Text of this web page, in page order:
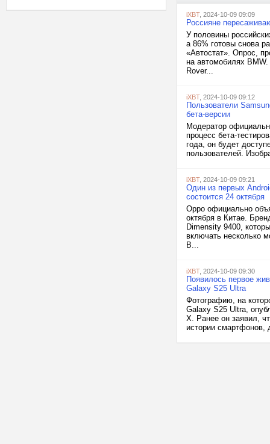
iXBT, 2024-10-09 09:09
Россияне
У половины
а 86% готовы снова
«Автостат». Опрос,
на автомобилях
Rover...
iXBT, 2024-10-09 09:12
Пользователи
бета-версии
Модератор
процесс бета-
года, он будет
пользователей.
iXBT, 2024-10-09 09:21
Один из первых
состоится 24 октября
Oppo официально
октября в Китае.
Dimensity 9400,
включать несколько
В...
iXBT, 2024-10-09 09:30
Появилось первое
Galaxy S25 Ultra
Фотографию, на
Galaxy S25 Ultra,
X. Ранее он заявил,
истории смартфонов,